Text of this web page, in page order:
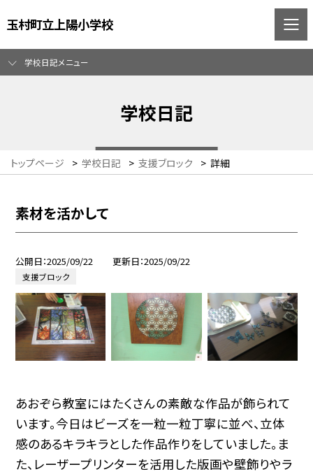
玉村町立上陽小学校
学校日記メニュー
学校日記
トップページ > 学校日記 > 支援ブロック > 詳細
素材を活かして
公開日 2025/09/22 更新日 2025/09/22
支援ブロック
あおぞら教室にはたくさんの素敵な作品が飾られて
います。今日はビーズを一粒一粒丁寧に並べ、立体
感のあるキラキラとした作品作りをしていました。ま
た、レーザープリンターを活用した版画や壁飾りやラ